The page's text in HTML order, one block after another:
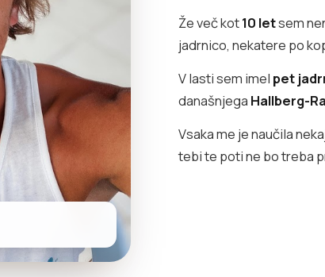
Že več kot10 letsem
jadrnico, nekatere po
V lasti sem imel pet
današnjega Hallberg-
Vsaka me je naučila
tebi te poti ne bo treba